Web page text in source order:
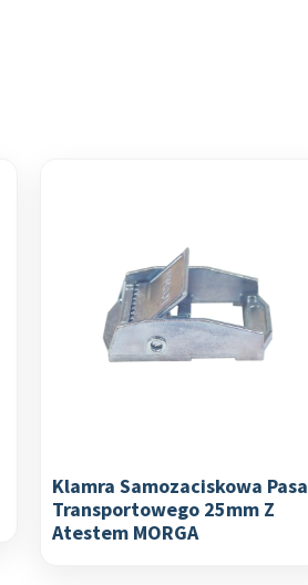
Klamra Samozaciskowa Pasa
Transportowego 25mm Z
Atestem MORGA